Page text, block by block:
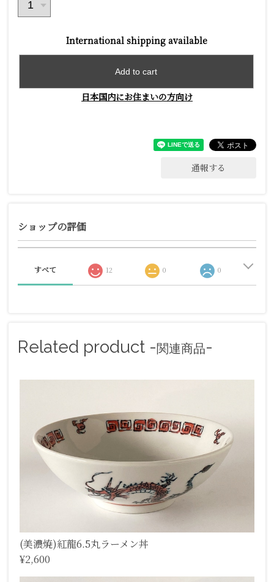
International shipping available
Add to cart
日本国内にお住まいの方向け
通報する
ショップの評価
すべて 12 0 0
Related product -関連商品-
(美濃焼)紅龍6.5丸ラーメン丼
¥2,600